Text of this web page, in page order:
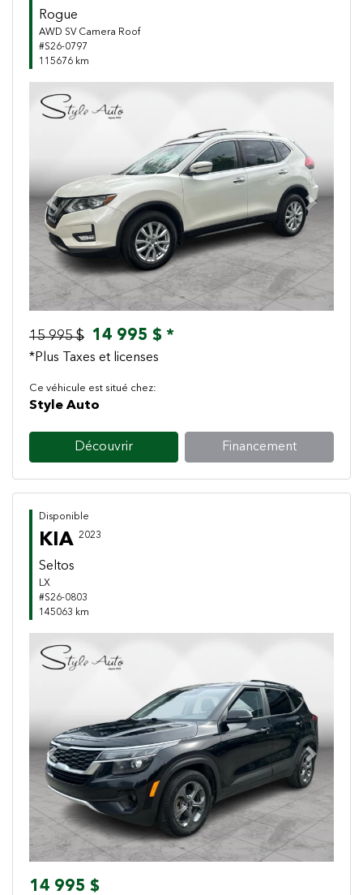
Rogue
AWD SV Camera Roof
#S26-0797
115676 km
Previous Next
15 995 $ 14 995 $ *
*Plus Taxes et licenses
Ce véhicule est situé chez:
Style Auto
Découvrir Financement
Disponible
KIA 2023
Seltos
LX
#S26-0803
145063 km
Previous Next
14 995 $